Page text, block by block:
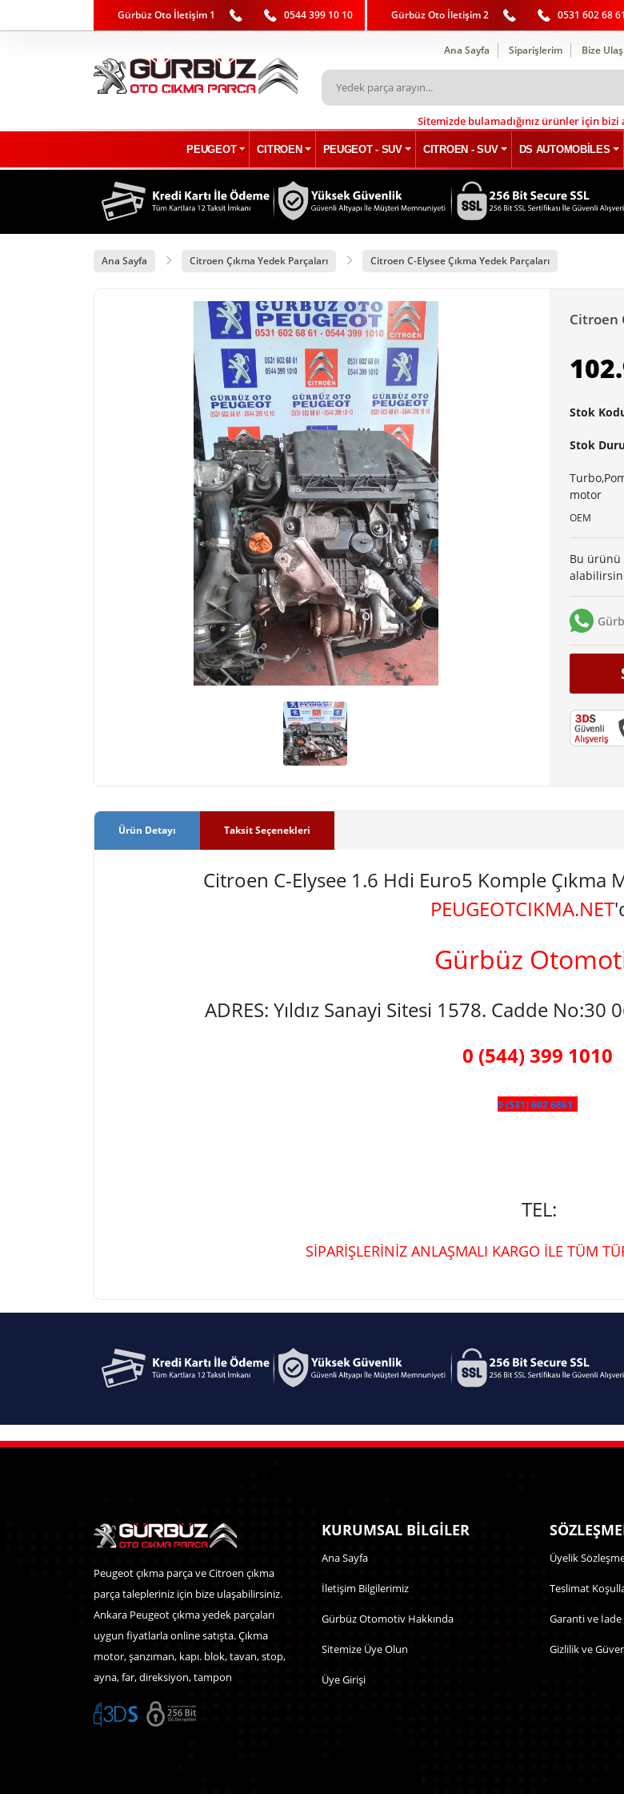
Gürbüz Oto İletişim 1 0544 399 10 10 Gürbüz Oto İletişim 2 0531 602 68 61
Ana Sayfa Siparişlerim Bize
Sitemizde bulamadığınız ürünler için bizi
PEUGEOT CITROEN PEUGEOT - SUV CITROEN - SUV DS AUTOMOBİLES
Ana Sayfa Citroen Çıkma Yedek Parçaları Citroen C-Elysee Çıkma Yedek Parçaları
Citroen
Stok
Stok
motor
OEM
Bu ürünü
Ürün Detayı Taksit Seçenekleri
Citroen C-Elysee 1.6 Hdi Euro5 Komple Çıkma
PEUGEOTCIKMA.NET
Gürbüz
ADRES: Yıldız Sanayi Sitesi 1578. Cadde
0 (544) 399 1010
0 (531) 602 6861
TEL:
SİPARİŞLERİNİZ ANLAŞMALI KARGO İLE TÜM
Peugeot çıkma parça ve Citroen çıkma
parça talepleriniz için bize ulaşabilirsiniz.
Ankara Peugeot çıkma yedek parçaları
uygun fiyatlarla online satışta. Çıkma
motor, şanzıman, kapı. blok, tavan, stop,
ayna, far, direksiyon, tampon
KURUMSAL BİLGİLER
Ana Sayfa
İletişim Bilgilerimiz
Gürbüz Otomotiv Hakkında
Sitemize Üye Olun
Üye Girişi
Üyelik
Teslimat
Garanti ve İade
Gizlilik ve